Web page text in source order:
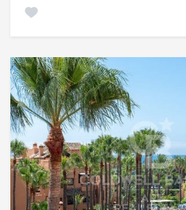
Terrasse mit einer zusätzlichen
hochwertigen Materialien renoviert
mediterranen Außencharme mit
inspirierten Interieur und schafft so
und elegantes Zuhause. Der Komplex bietet direkten
privaten Zugang zum Strand und
für einen Spaziergang in Richtung
Marbella, vorbei an ikonischen
Luxushotels mit renommierten Restaurants.
Residenz für diejenigen, die ein
Strand in Marbella